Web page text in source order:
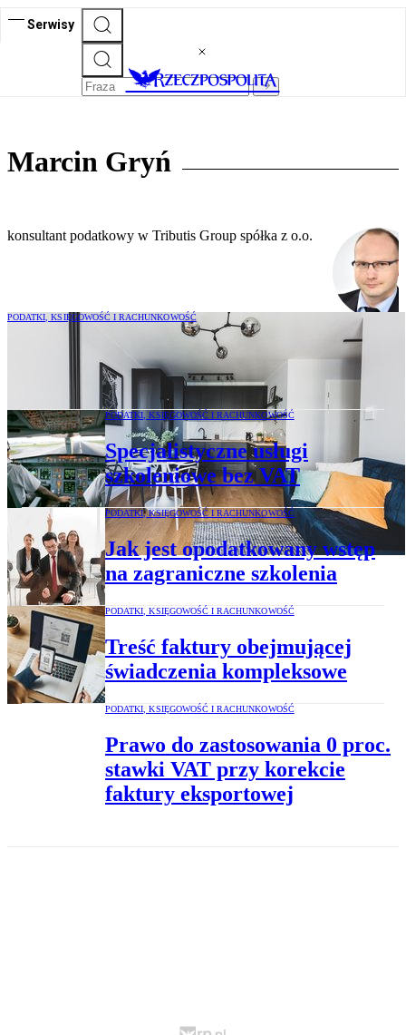
Serwisy
Marcin Gryń
konsultant podatkowy w Tributis Group spółka z o.o.
PODATKI, KSIĘGOWOŚĆ I RACHUNKOWOŚĆ
Jaka stawka VAT na sprzedaż mieszkania
z wyposażeniem
PODATKI, KSIĘGOWOŚĆ I RACHUNKOWOŚĆ
Specjalistyczne usługi
szkoleniowe bez VAT
PODATKI, KSIĘGOWOŚĆ I RACHUNKOWOŚĆ
Jak jest opodatkowany wstęp
na zagraniczne szkolenia
PODATKI, KSIĘGOWOŚĆ I RACHUNKOWOŚĆ
Treść faktury obejmującej
świadczenia kompleksowe
PODATKI, KSIĘGOWOŚĆ I RACHUNKOWOŚĆ
Prawo do zastosowania 0 proc.
stawki VAT przy korekcie
faktury eksportowej